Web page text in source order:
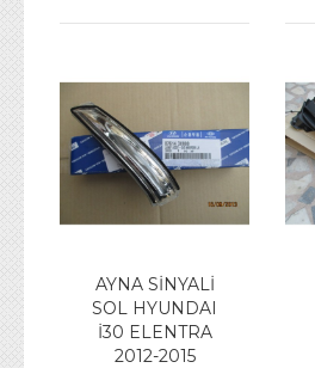
AYNA SİNYALİ
SOL HYUNDAI
İ30 ELENTRA
2012-2015